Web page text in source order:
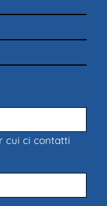
cui ci contatti